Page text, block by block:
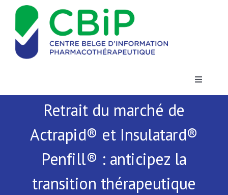
Passer
contenu
Toggle
Actualités
Publications
Retrait du marché de
Actrapid® et Insulatard®
Penfill® : anticipez la
transition thérapeutique